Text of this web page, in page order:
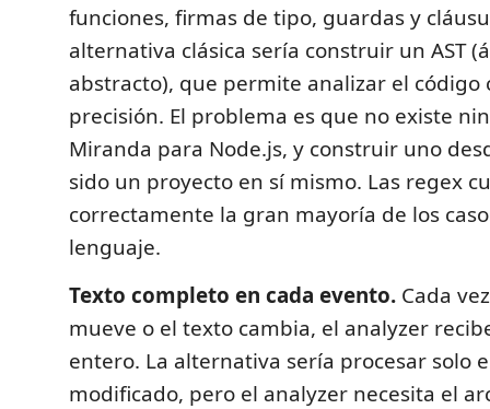
funciones, firmas de tipo, guardas y
alternativa clásica sería construir un AST
abstracto), que permite analizar el código
precisión. El problema es que no existe
Miranda para Node.js, y construir uno
sido un proyecto en sí mismo. Las regex
correctamente la gran mayoría de los
lenguaje.
Texto completo en cada evento. Cada
mueve o el texto cambia, el analyzer
entero. La alternativa sería procesar solo
modificado, pero el analyzer necesita el